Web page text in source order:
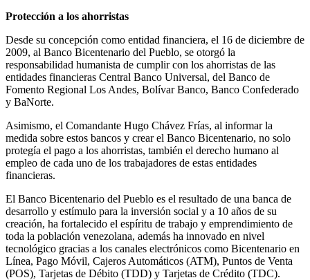
Protección a los ahorristas
Desde su concepción como entidad financiera, el 16 de diciembre de
2009, al Banco Bicentenario del Pueblo, se otorgó la
responsabilidad humanista de cumplir con los ahorristas de las
entidades financieras Central Banco Universal, del Banco de
Fomento Regional Los Andes, Bolívar Banco, Banco Confederado
y BaNorte.
Asimismo, el Comandante Hugo Chávez Frías, al informar la
medida sobre estos bancos y crear el Banco Bicentenario, no solo
protegía el pago a los ahorristas, también el derecho humano al
empleo de cada uno de los trabajadores de estas entidades
financieras.
El Banco Bicentenario del Pueblo es el resultado de una banca de
desarrollo y estímulo para la inversión social y a 10 años de su
creación, ha fortalecido el espíritu de trabajo y emprendimiento de
toda la población venezolana, además ha innovado en nivel
tecnológico gracias a los canales electrónicos como Bicentenario en
Línea, Pago Móvil, Cajeros Automáticos (ATM), Puntos de Venta
(POS), Tarjetas de Débito (TDD) y Tarjetas de Crédito (TDC).